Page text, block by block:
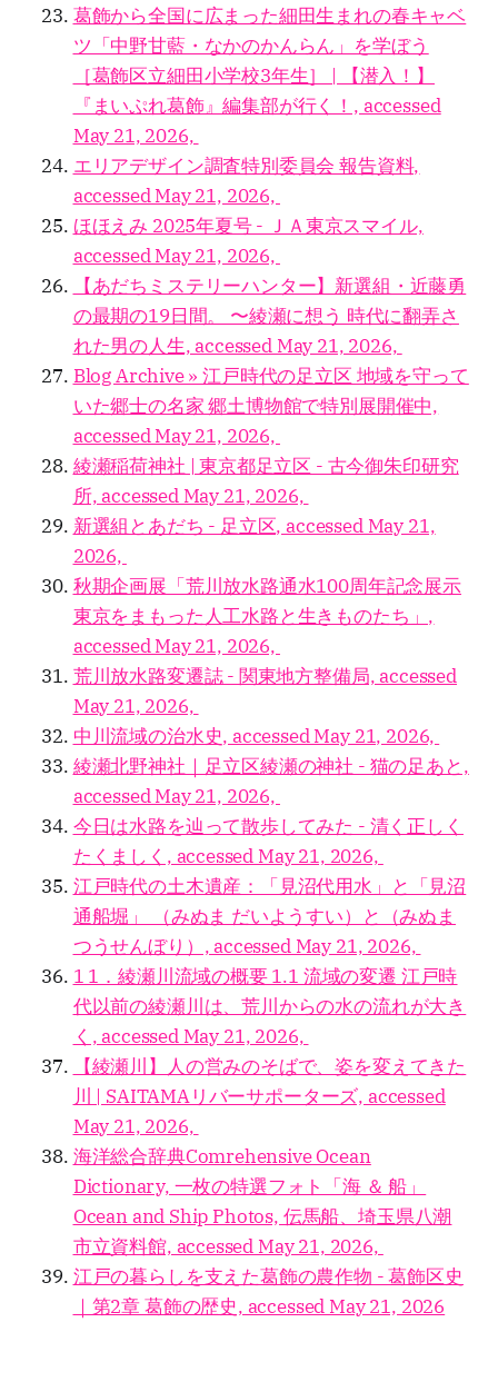
葛飾から全国に広まった細田生まれの春キャベ
ツ「中野甘藍・なかのかんらん」を学ぼう
［葛飾区立細田小学校3年生］ | 【潜入！】
『まいぷれ葛飾』編集部が行く！, accessed
May 21, 2026,
エリアデザイン調査特別委員会 報告資料,
accessed May 21, 2026,
ほほえみ 2025年夏号 - ＪＡ東京スマイル,
accessed May 21, 2026,
【あだちミステリーハンター】新選組・近藤勇
の最期の19日間。 〜綾瀬に想う 時代に翻弄さ
れた男の人生, accessed May 21, 2026,
Blog Archive » 江戸時代の足立区 地域を守って
いた郷士の名家 郷土博物館で特別展開催中,
accessed May 21, 2026,
綾瀬稲荷神社 | 東京都足立区 - 古今御朱印研究
所, accessed May 21, 2026,
新選組とあだち - 足立区, accessed May 21,
2026,
秋期企画展「荒川放水路通水100周年記念展示
東京をまもった人工水路と生きものたち」,
accessed May 21, 2026,
荒川放水路変遷誌 - 関東地方整備局, accessed
May 21, 2026,
中川流域の治水史, accessed May 21, 2026,
綾瀬北野神社｜足立区綾瀬の神社 - 猫の足あと,
accessed May 21, 2026,
今日は水路を辿って散歩してみた - 清く正しく
たくましく, accessed May 21, 2026,
江戸時代の土木遺産：「見沼代用水」と「見沼
通船堀」 （みぬま だいようすい）と（みぬま
つうせんぼり）, accessed May 21, 2026,
1 1．綾瀬川流域の概要 1.1 流域の変遷 江戸時
代以前の綾瀬川は、荒川からの水の流れが大き
く, accessed May 21, 2026,
【綾瀬川】人の営みのそばで、姿を変えてきた
川 | SAITAMAリバーサポーターズ, accessed
May 21, 2026,
海洋総合辞典Comrehensive Ocean
Dictionary, 一枚の特選フォト「海 ＆ 船」
Ocean and Ship Photos, 伝馬船、埼玉県八潮
市立資料館, accessed May 21, 2026,
江戸の暮らしを支えた葛飾の農作物 - 葛飾区史
｜第2章 葛飾の歴史, accessed May 21, 2026